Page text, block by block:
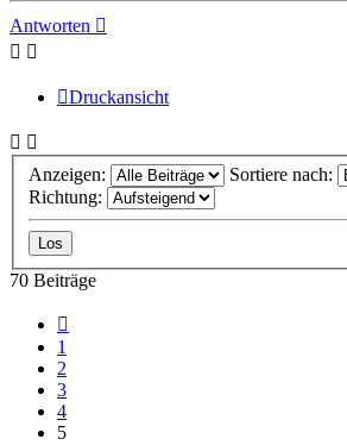
Antworten
Druckansicht
Anzeigen:
Sortiere nach:
Richtung:
70 Beiträge
1
2
3
4
5